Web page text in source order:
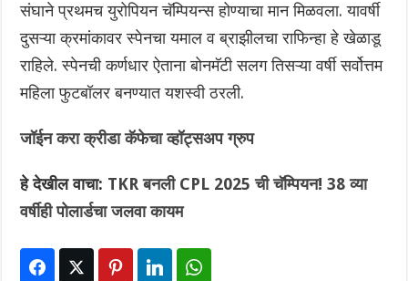
संघाने प्रथमच युरोपियन चॅम्पियन्स होण्याचा मान मिळवला. यावर्षी
दुसऱ्या क्रमांकावर स्पेनचा यमाल व ब्राझीलचा राफिन्हा हे खेळाडू
राहिले. स्पेनची कर्णधार ऐताना बोनमॅटी सलग तिसऱ्या वर्षी सर्वोत्तम
महिला फुटबॉलर बनण्यात यशस्वी ठरली.
जॉईन करा क्रीडा कॅफेचा व्हॉट्सअप ग्रुप
हे देखील वाचा: TKR बनली CPL 2025 ची चॅम्पियन! 38 व्या
वर्षीही पोलार्डचा जलवा कायम